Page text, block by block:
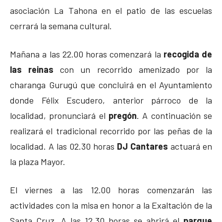
asociación La Tahona en el patio de las escuelas
cerrará la semana cultural.
Mañana a las 22.00 horas comenzará la recogida de
las reinas con un recorrido amenizado por la
charanga Gurugú que concluirá en el Ayuntamiento
donde Félix Escudero, anterior párroco de la
localidad, pronunciará el pregón. A continuación se
realizará el tradicional recorrido por las peñas de la
localidad. A las 02.30 horas DJ Cantares actuará en
la plaza Mayor.
El viernes a las 12.00 horas comenzarán las
actividades con la misa en honor a la Exaltación de la